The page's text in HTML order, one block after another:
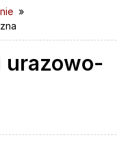
urazowo-